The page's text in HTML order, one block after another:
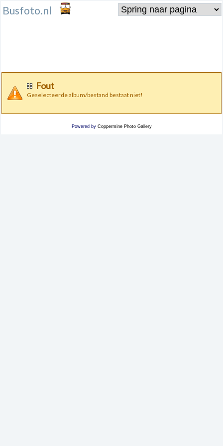
Busfoto.nl
Fout
Geselecteerde album/bestand bestaat niet!
Powered by Coppermine Photo Gallery